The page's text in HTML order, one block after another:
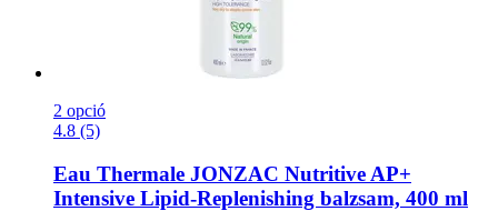
2 opció
4.8 (5)
Eau Thermale JONZAC Nutritive AP+
Intensive Lipid-​Replenishing balzsam, 400 ml